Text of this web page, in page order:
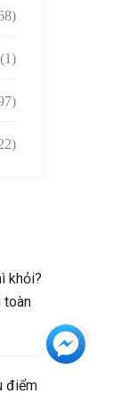
(1)
khỏi?
toàn
điểm
+3